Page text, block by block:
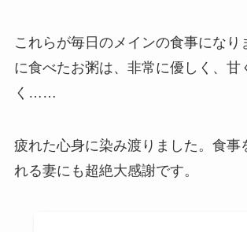
これらが毎日のメインの食事になり
に食べたお粥は、非常に優しく、甘
く……
疲れた心身に染み渡りました。食事
れる妻にも超絶大感謝です。